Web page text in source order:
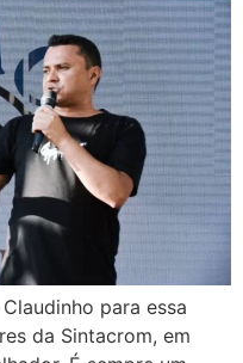
para essa
da Sintacrom, em